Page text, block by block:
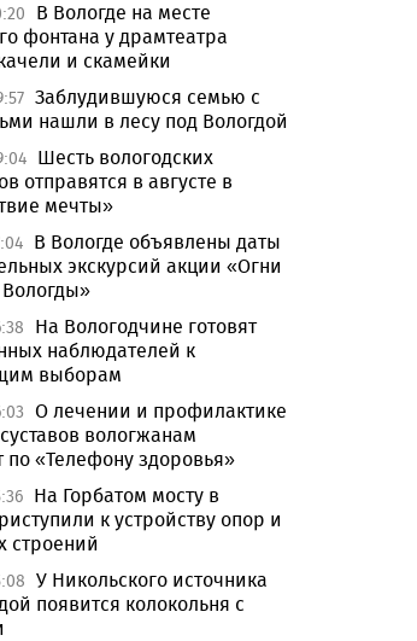
В Вологде на месте
фонтана у драмтеатра
и скамейки
Заблудившуюся семью с
нашли в лесу под Вологдой
Шесть вологодских
отправятся в августе в
мечты»
В Вологде объявлены даты
экскурсий акции «Огни
На Вологодчине готовят
наблюдателей к
выборам
О лечении и профилактике
вологжанам
по «Телефону здоровья»
На Горбатом мосту в
к устройству опор и
строений
У Никольского источника
появится колокольня с